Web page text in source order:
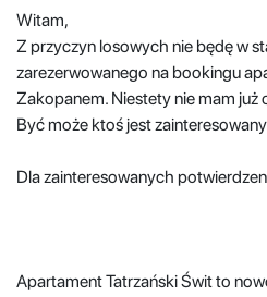
Witam,
Z przyczyn losowych nie będę w
zarezerwowanego na bookingu
Zakopanem. Niestety nie mam już
Być może ktoś jest
Dla zainteresowanych
Apartament Tatrzański Świt to